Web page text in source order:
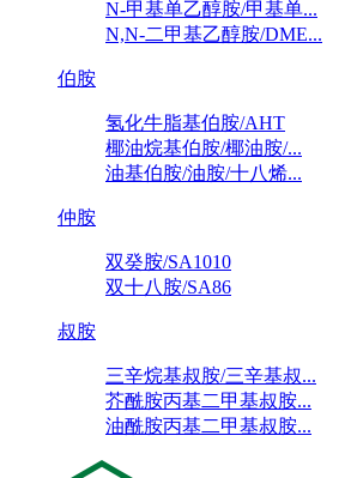
N-甲基单乙醇胺/甲基单...
N,N-二甲基乙醇胺/DME...
伯胺
氢化牛脂基伯胺/AHT
椰油烷基伯胺/椰油胺/...
油基伯胺/油胺/十八烯...
仲胺
双癸胺/SA1010
双十八胺/SA86
叔胺
三辛烷基叔胺/三辛基叔...
芥酰胺丙基二甲基叔胺...
油酰胺丙基二甲基叔胺...